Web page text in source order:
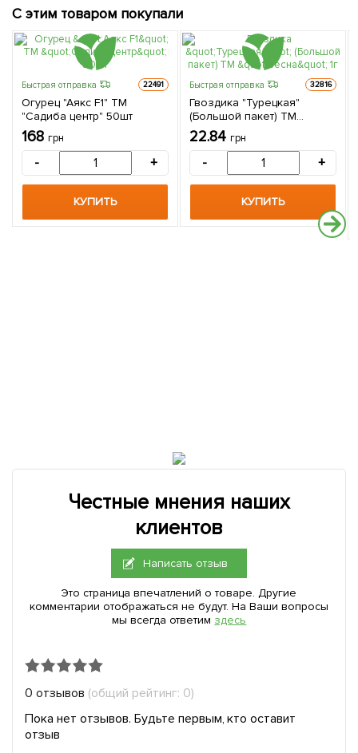
С этим товаром покупали
Быстрая отправка 22491
Огурец "Аякс F1" ТМ
"Садиба центр" 50шт
168 грн
- +
КУПИТЬ
Быстрая отправка 32816
Гвоздика "Турецкая"
(Большой пакет) ТМ
"Весна" 1г
22.84 грн
- +
КУПИТЬ
Честные мнения наших
клиентов
Написать отзыв
Это страница впечатлений о товаре. Другие
комментарии отображаться не будут. На Ваши вопросы
мы всегда ответим здесь
0 отзывов (общий рейтинг: 0)
Пока нет отзывов. Будьте первым, кто оставит
отзыв